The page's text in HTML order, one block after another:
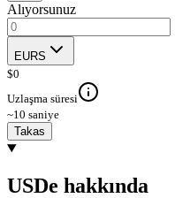
Alıyorsunuz
EURS
$0
Uzlaşma süresi
~10 saniye
Takas
USDe hakkında